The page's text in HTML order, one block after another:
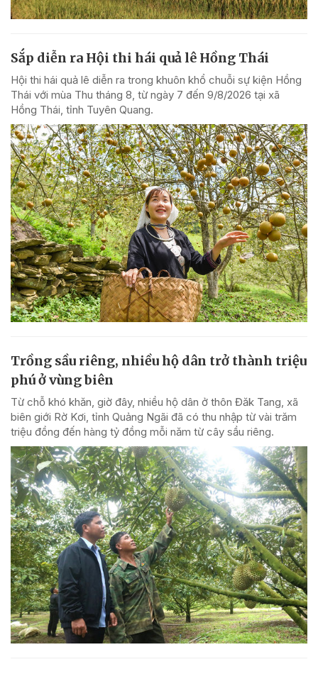
Sắp diễn ra Hội thi hái quả lê Hồng Thái
Hội thi hái quả lê diễn ra trong khuôn khổ chuỗi sự kiện Hồng
Thái với mùa Thu tháng 8, từ ngày 7 đến 9/8/2026 tại xã
Hồng Thái, tỉnh Tuyên Quang.
Trồng sầu riêng, nhiều hộ dân trở thành triệu
phú ở vùng biên
Từ chỗ khó khăn, giờ đây, nhiều hộ dân ở thôn Đăk Tang, xã
biên giới Rờ Kơi, tỉnh Quảng Ngãi đã có thu nhập từ vài trăm
triệu đồng đến hàng tỷ đồng mỗi năm từ cây sầu riêng.